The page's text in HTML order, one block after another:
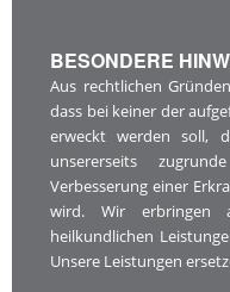
BESONDERE
Aus rechtlichen
dass bei keiner der
erweckt werden soll,
unsererseits
Verbesserung einer
wird. Wir erbringen
heilkundlichen
Unsere Leistungen